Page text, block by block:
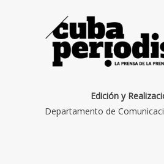
Edición y
Departamento de